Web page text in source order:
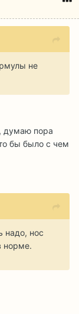
не
думаю пора
бы было с чем
надо, нос
норме.